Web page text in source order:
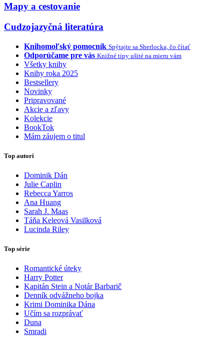
Mapy a cestovanie
Cudzojazyčná literatúra
Knihomoľský pomocník Spýtajte sa Sherlocka, čo čítať
Odporúčame pre vás Knižné tipy ušité na mieru vám
Všetky knihy
Knihy roka 2025
Bestsellery
Novinky
Pripravované
Akcie a zľavy
Kolekcie
BookTok
Mám záujem o titul
Top autori
Dominik Dán
Julie Caplin
Rebecca Yarros
Ana Huang
Sarah J. Maas
Táňa Keleová Vasilková
Lucinda Riley
Top série
Romantické úteky
Harry Potter
Kapitán Stein a Notár Barbarič
Denník odvážneho bojka
Krimi Dominika Dána
Učím sa rozprávať
Duna
Smradi